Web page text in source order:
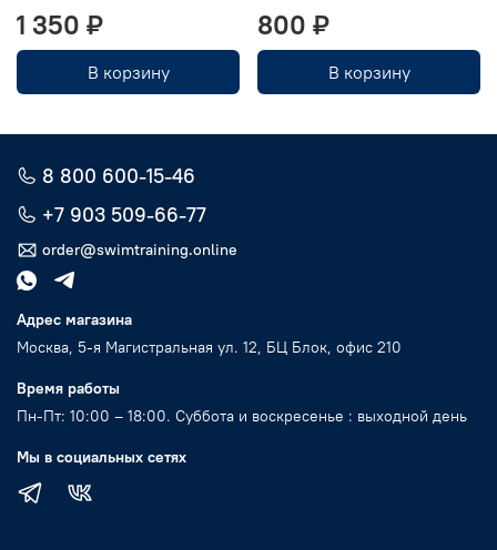
1 350 ₽
В корзину
800 ₽
В корзину
8 800 600-15-46
+7 903 509-66-77
order@swimtraining.online
Адрес магазина
Москва, 5-я Магистральная ул. 12, БЦ Блок, офис 210
Время работы
Пн-Пт: 10:00 – 18:00. Суббота и воскресенье : выходной день
Мы в социальных сетях